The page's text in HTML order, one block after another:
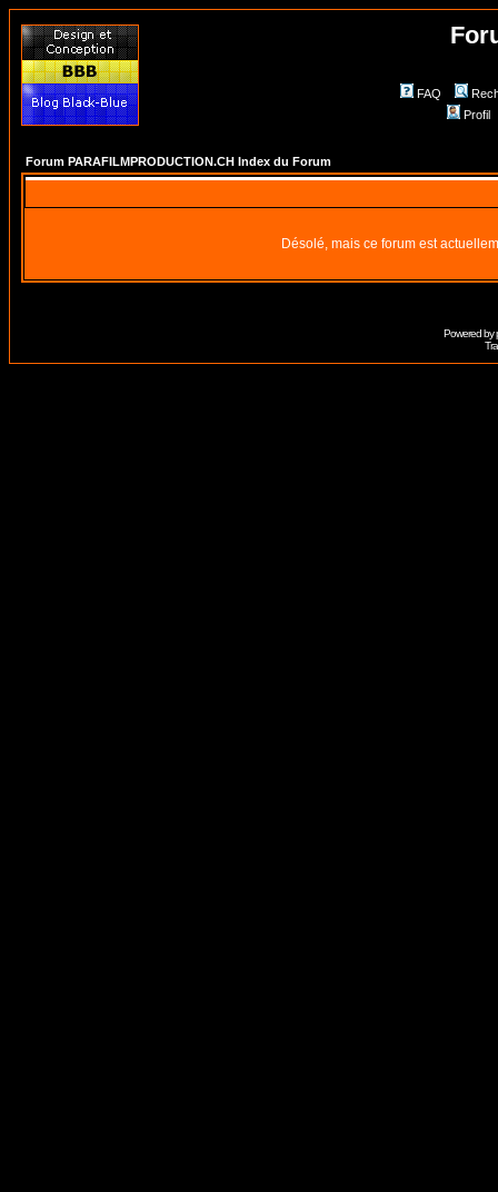
FAQ
Profil
Forum PARAFILMPRODUCTION.CH Index du Forum
Désolé, mais ce forum est
Powered by